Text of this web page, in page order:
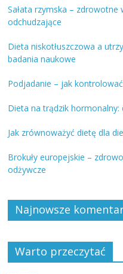
Sałata rzymska – zdrowotne
odchudzające
Dieta niskotłuszczowa a
badania naukowe
Podjadanie – jak
Dieta na trądzik hormonalny:
Jak zrównoważyć dietę dla
Brokuły europejskie –
odżywcze
Najnowsze
Warto przeczytać